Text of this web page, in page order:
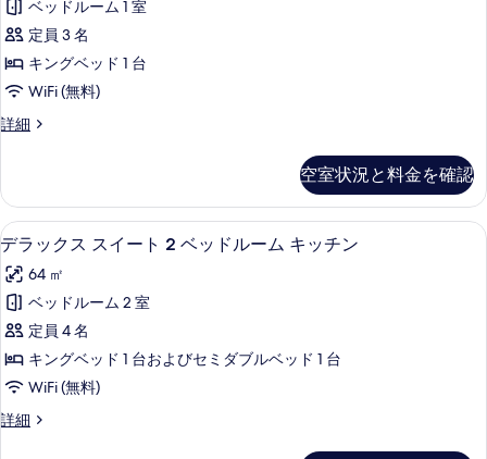
表
示
す
ー
ム
キ
ッ
チ
す
べ
て
の
写
真
を
表
示
ッ
ド
ル
ー
ム
キ
の
詳
細
ク
ス
ス
ー
1
ベ
ッ
ド
ル
ー
ム
キ
ッ
ベッドルーム 1 室
定員 3 名
キングベッド 1 台
WiFi (無料)
詳細
デ
ス
ス
イ
ト
ベ
ッ
ド
ル
ー
ム
空室状況と料金を確認
デ
ラ
ッ
ク
ス
ス
ー
デラックス スイート 2 ベッドルーム
6
デラックス スイート 2 ベッドルーム キッチン
64 ㎡
ベッドルーム 2 室
定員 4 名
キングベッド 1 台およびセミダブルベッド 1 台
WiFi (無料)
詳細
デ